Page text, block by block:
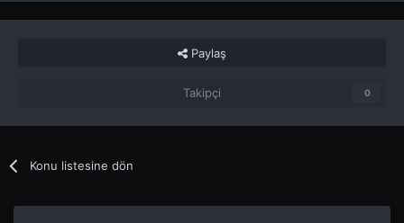
Paylaş
Takipçi 0
Konu listesine dön